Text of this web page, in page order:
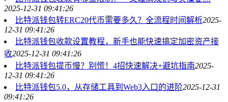
2025-12-31 09:41:26
比特派钱包转ERC20代币需要多久？全流程时间解析2025-
12-31 09:41:26
比特派钱包收款设置教程，新手也能快速搞定加密资产接
收2025-12-31 09:41:26
比特派钱包提币慢？别慌！4招快速解决+避坑指南2025-
12-31 09:41:26
比特派钱包5.0，从存储工具到Web3入口的进阶2025-12-31
09:41:26